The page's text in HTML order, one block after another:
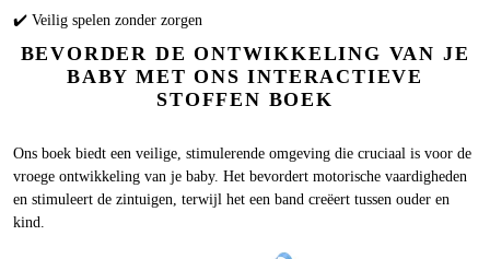
✔️ Veilig spelen zonder zorgen
BEVORDER DE ONTWIKKELING VAN JE
BABY MET ONS INTERACTIEVE
STOFFEN BOEK
Ons boek biedt een veilige, stimulerende omgeving die cruciaal is voor de
vroege ontwikkeling van je baby. Het bevordert motorische vaardigheden
en stimuleert de zintuigen, terwijl het een band creëert tussen ouder en
kind.